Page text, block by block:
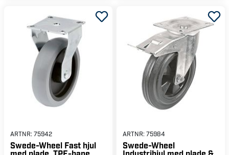
ARTNR: 75942
Swede-Wheel Fast hjul
ARTNR: 75984
Swede-Wheel